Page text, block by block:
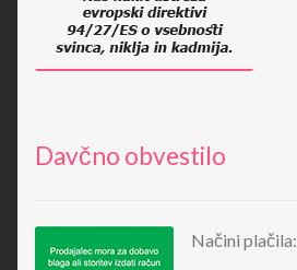
Davčno obvestilo
Načini plačila: